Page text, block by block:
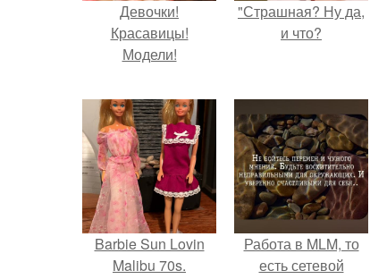
Девочки!
Красавицы!
Модели!
"Страшная? Ну да,
и что?
Barbie Sun Lovin
Malibu 70s.
Работа в MLM, то
есть сетевой